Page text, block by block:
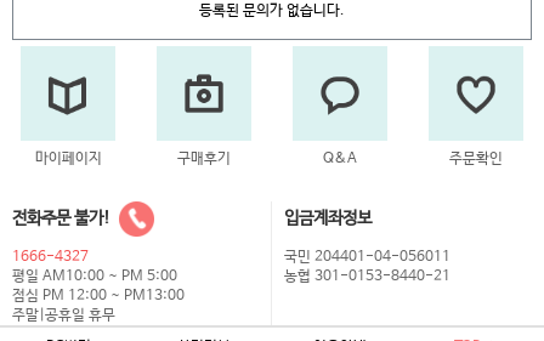
등록된 문의가 없습니다.
마이페이지 구매후기 Q&A 주문확인
전화주문 불가!
1666-4327
평일 AM10:00 ~ PM 5:00
점심 PM 12:00 ~ PM13:00
주말|공휴일 휴무
입금계좌정보
국민 204401-04-056011
농협 301-0153-8440-21